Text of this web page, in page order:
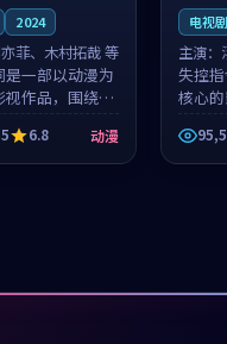
2024
菲、木村拓哉 等
是一部以动漫为
视作品，围绕危
与人物成长展
节奏紧凑，值得
。
6.8 动漫
电视剧
主演：
失控
核心
机、
开，
推荐